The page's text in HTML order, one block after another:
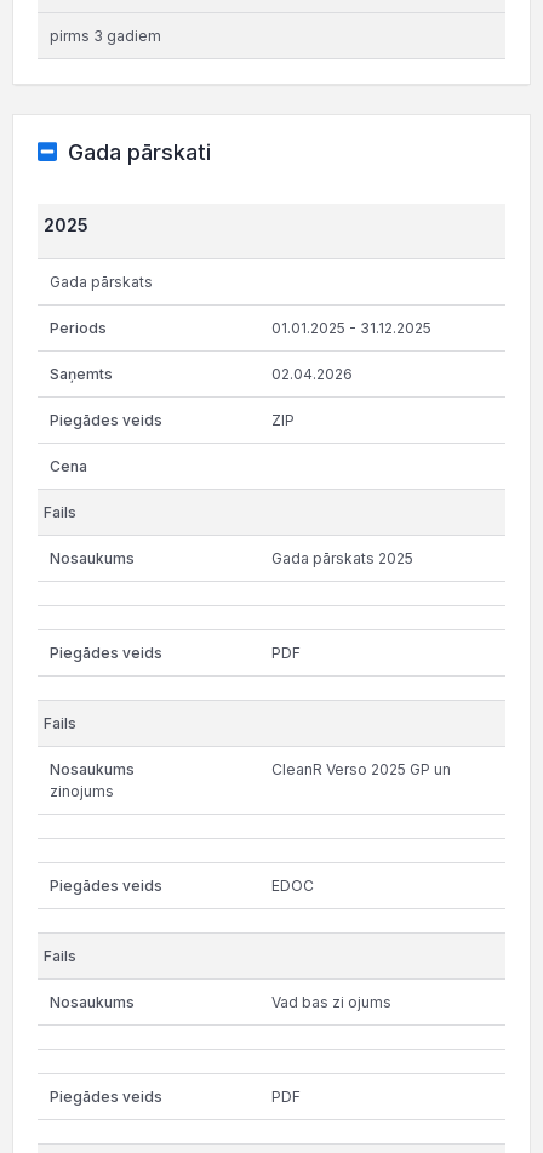
pirms 3 gadiem
Gada pārskati
2025
Gada pārskats
01.01.2025 - 31.12.2025
02.04.2026
ZIP
Gada pārskats 2025
PDF
CleanR Verso 2025 GP un
zinojums
EDOC
Vad bas zi ojums
PDF